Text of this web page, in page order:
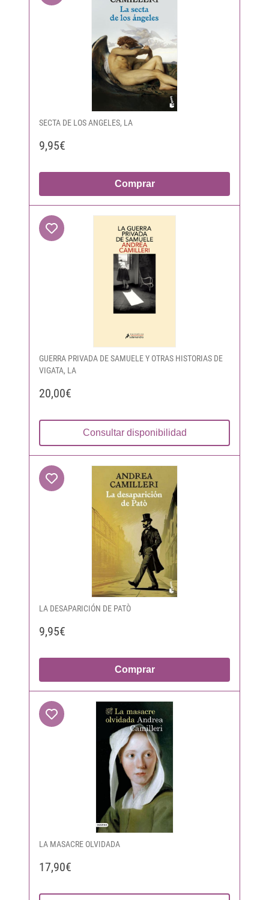
SECTA DE LOS ANGELES, LA
9,95€
Comprar
GUERRA PRIVADA DE SAMUELE Y OTRAS HISTORIAS DE
VIGATA, LA
20,00€
Consultar disponibilidad
LA DESAPARICIÓN DE PATÒ
9,95€
Comprar
LA MASACRE OLVIDADA
17,90€